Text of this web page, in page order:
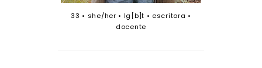
33 • she/her • lg[b]t • escritora •
docente